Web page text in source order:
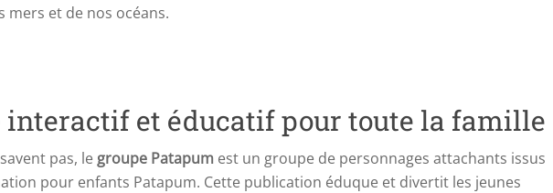
mers et de nos océans.
interactif et éducatif pour toute la famille
pas, le groupe Patapum est un groupe de personnages attachants issus
pour enfants Patapum. Cette publication éduque et divertit les jeunes